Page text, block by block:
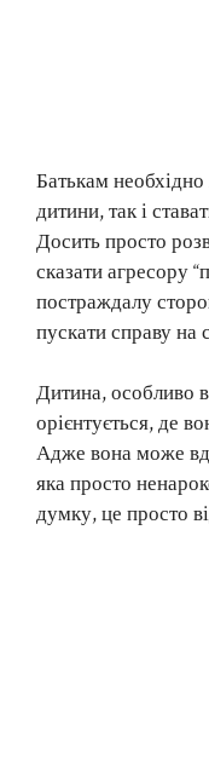
Батькам
дитини, так і
Досить просто
сказати агресору
постраждалу
пускати справу на
Дитина, особливо
орієнтується, де
Адже вона може
яка просто
думку, це просто